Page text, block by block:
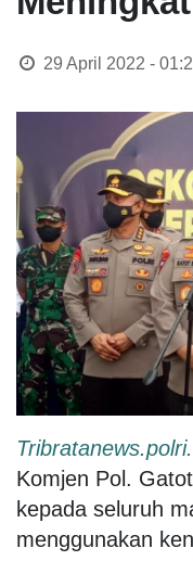
29 April 2022 -
Komjen Pol.
kepada seluruh
menggunakan